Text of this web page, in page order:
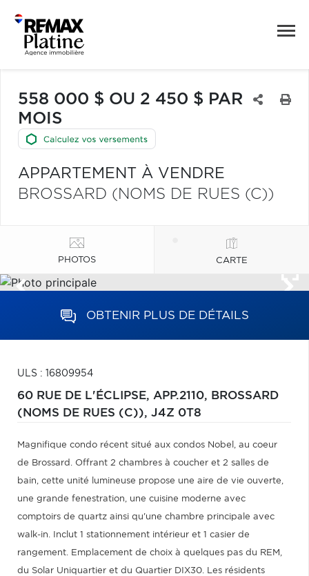
558 000 $ OU 2 450 $ PAR
MOIS
APPARTEMENT À VENDRE
BROSSARD (NOMS DE RUES (C))
PHOTOS CARTE
OBTENIR PLUS DE DÉTAILS
ULS : 16809954
60 RUE DE L'ÉCLIPSE, APP.2110, BROSSARD
(NOMS DE RUES (C)), J4Z 0T8
Magnifique condo récent situé aux condos Nobel, au coeur
de Brossard. Offrant 2 chambres à coucher et 2 salles de
bain, cette unité lumineuse propose une aire de vie ouverte,
une grande fenestration, une cuisine moderne avec
comptoirs de quartz ainsi qu'une chambre principale avec
walk-in. Inclut 1 stationnement intérieur et 1 casier de
rangement. Emplacement de choix à quelques pas du REM,
du Solar Uniquartier et du Quartier DIX30. Les résidents